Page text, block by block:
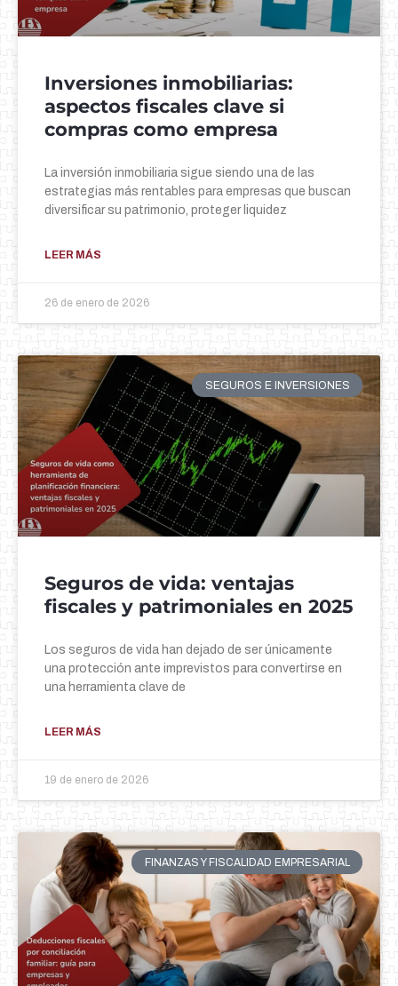
Inversiones inmobiliarias:
aspectos fiscales clave si
compras como empresa
La inversión inmobiliaria sigue siendo una de las
estrategias más rentables para empresas que buscan
diversificar su patrimonio, proteger liquidez
LEER MÁS
26 de enero de 2026
SEGUROS E INVERSIONES
Seguros de vida: ventajas
fiscales y patrimoniales en 2025
Los seguros de vida han dejado de ser únicamente
una protección ante imprevistos para convertirse en
una herramienta clave de
LEER MÁS
19 de enero de 2026
FINANZAS Y FISCALIDAD EMPRESARIAL